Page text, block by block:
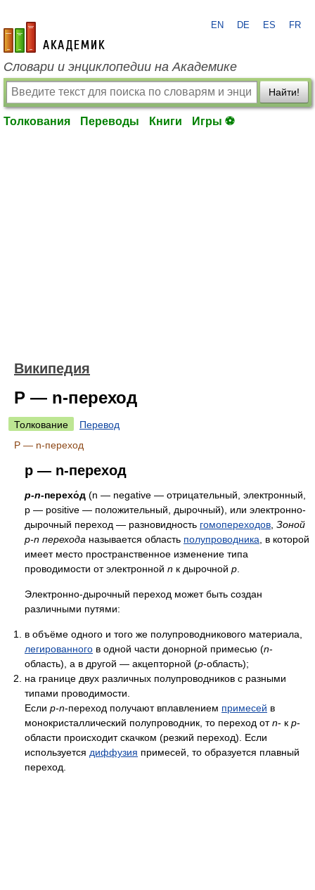
academic.ru
EN DE ES FR
Словари и энциклопедии на Академике
Найти!
Толкования Переводы Книги Игры ⚽
Википедия
P — n-переход
Толкование
Перевод
P — n-переход
p — n-переход
p-n-перехо́д (n — negative — отрицательный, электронный,
p — positive — положительный, дырочный), или электронно-
дырочный переход — разновидность гомопереходов Зоной
p-n перехода называется область полупроводника , в которой
имеет место пространственное изменение типа
проводимости от электронной n к дырочной p
Электронно-дырочный переход может быть создан
различными путями:
в объёме одного и того же полупроводникового материала,
легированного в одной части донорной примесью (n-
область), а в другой — акцепторной (p-область);
на границе двух различных полупроводников с разными
типами проводимости.
Если p-n-переход получают вплавлением примесей в
монокристаллический полупроводник, то переход отn- к р-
области происходит скачком (резкий переход). Если
используется диффузия примесей, то образуется плавный
переход.